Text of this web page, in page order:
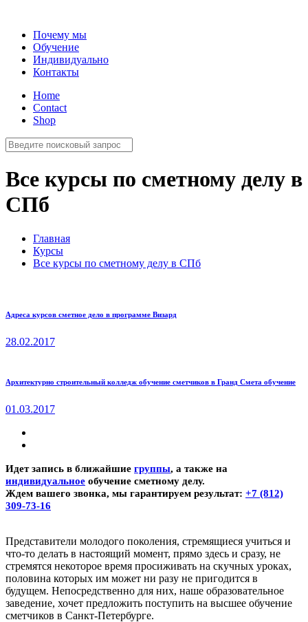
Почему мы
Обучение
Индивидуально
Контакты
Home
Contact
Shop
Все курсы по сметному делу в
СПб
Главная
Курсы
Все курсы по сметному делу в СПб
Адреса курсов сметное дело в программе Визард
28.02.2017
Архитектурно строительный колледж обучение сметчиков в Гранд Смета обучение
01.03.2017
Идет запись в ближайшие группы, а также на
индивидуальное обучение сметному делу.
Ждем вашего звонка, мы гарантируем результат: +7 (812)
309-73-16
Представители молодого поколения, стремящиеся учиться и
что-то делать в настоящий момент, прямо здесь и сразу, не
стремятся некоторое время просиживать на скучных уроках,
половина которых им может ни разу не пригодится в
будущем. Непосредственно для них, наше образовательное
заведение, хочет предложить поступить на высшее обучение
сметчиков в Санкт-Петербурге.